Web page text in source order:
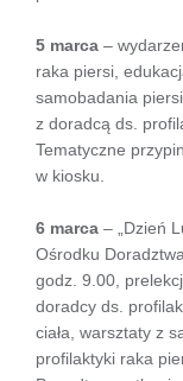
5 marca –
raka piersi,
samobadania
z doradcą ds.
Tematyczne
w kiosku.
6 marca – „Dzień
Ośrodku
godz. 9.00,
doradcy ds.
ciała, warsztaty z
profilaktyki raka